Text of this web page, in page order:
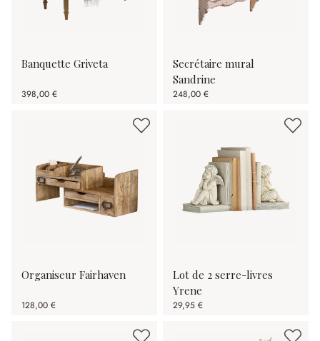
Banquette Griveta
398,00 €
Secrétaire mural
Sandrine
248,00 €
Organiseur Fairhaven
128,00 €
Lot de 2 serre-livres
Yrene
29,95 €